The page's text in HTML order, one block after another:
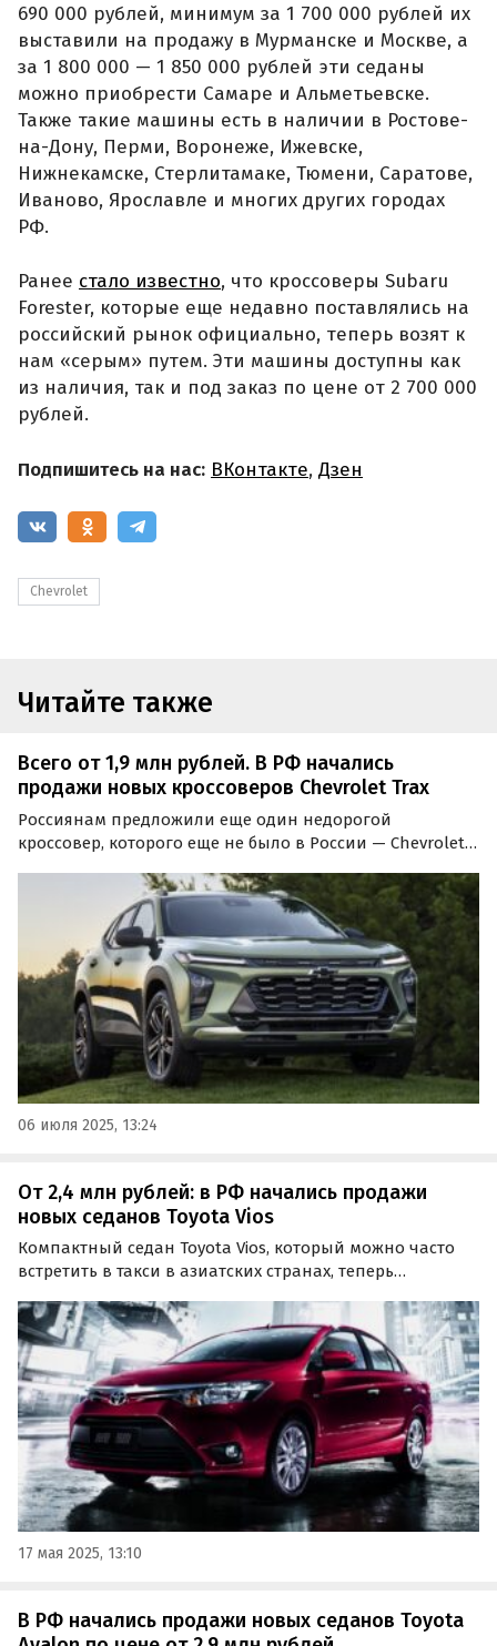
690 000 рублей, минимум за 1 700 000 рублей их
выставили на продажу в Мурманске и Москве, а
за 1 800 000 — 1 850 000 рублей эти седаны
можно приобрести Самаре и Альметьевске.
Также такие машины есть в наличии в Ростове-
на-Дону, Перми, Воронеже, Ижевске,
Нижнекамске, Стерлитамаке, Тюмени, Саратове,
Иваново, Ярославле и многих других городах
РФ.
Ранее стало известно, что кроссоверы Subaru
Forester, которые еще недавно поставлялись на
российский рынок официально, теперь возят к
нам «серым» путем. Эти машины доступны как
из наличия, так и под заказ по цене от 2 700 000
рублей.
Подпишитесь на нас: ВКонтакте, Дзен
Chevrolet
Читайте также
Всего от 1,9 млн рублей. В РФ начались
продажи новых кроссоверов Chevrolet Trax
Россиянам предложили еще один недорогой
кроссовер, которого еще не было в России — Chevrolet
него на одном из сайтов объявлений начинаются от 1,9
млн рублей, сообщают «Автоновости дня».
06 июля 2025, 13:24
От 2,4 млн рублей: в РФ начались продажи
новых седанов Toyota Vios
Компактный седан Toyota Vios, который можно часто
встретить в такси в азиатских странах, теперь
автомобиль привёз «частник» из Кургана и оценил его
в 2 370 000 рублей, сообщил портал «Автоновости дня».
17 мая 2025, 13:10
В РФ начались продажи новых седанов Toyota